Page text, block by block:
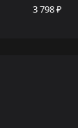
3 798 ₽